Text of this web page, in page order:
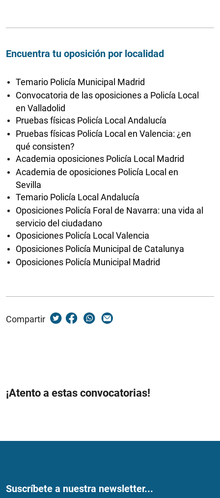
Encuentra tu oposición por localidad
Temario Policía Municipal Madrid
Convocatoria de las oposiciones a Policía Local
en Valladolid
Pruebas físicas Policía Local Andalucía
Pruebas físicas Policía Local en Valencia: ¿en
qué consisten?
Academia oposiciones Policía Local Madrid
Academia de oposiciones Policía Local en
Sevilla
Temario Policía Local Andalucía
Oposiciones Policía Foral de Navarra: una vida al
servicio del ciudadano
Oposiciones Policía Local Valencia
Oposiciones Policía Municipal de Catalunya
Oposiciones Policía Municipal Madrid
Compartir
¡Atento a estas convocatorias!
Suscríbete a nuestra newsletter...